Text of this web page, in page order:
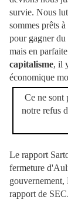
survie. Nous
sommes prêts
pour gagner du
mais en
capitalisme, il
économique
Ce ne sont
notre refus
Le rapport
fermeture
gouvernement,
rapport de